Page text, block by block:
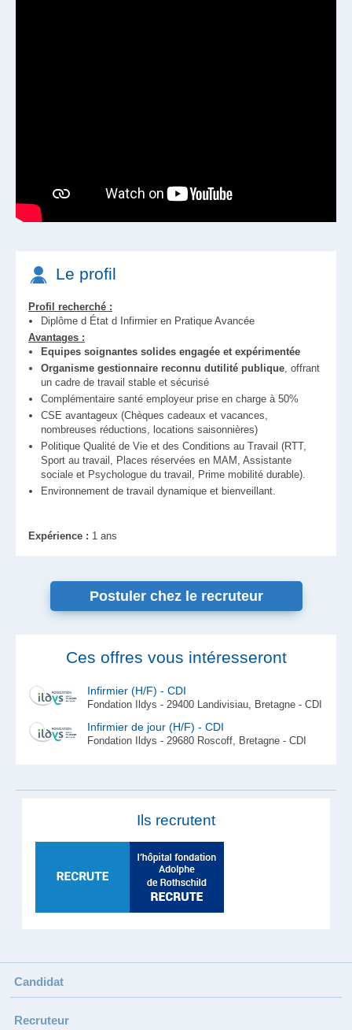
Le profil
Profil recherché :
Diplôme d État d Infirmier en Pratique Avancée
Avantages :
Equipes soignantes solides engagée et expérimentée
Organisme gestionnaire reconnu dutilité publique, offrant
un cadre de travail stable et sécurisé
Complémentaire santé employeur prise en charge à 50%
CSE avantageux (Chèques cadeaux et vacances,
nombreuses réductions, locations saisonnières)
Politique Qualité de Vie et des Conditions au Travail (RTT,
Sport au travail, Places réservées en MAM, Assistante
sociale et Psychologue du travail, Prime mobilité durable).
Environnement de travail dynamique et bienveillant.
Expérience : 1 ans
Postuler chez le recruteur
Ces offres vous intéresseront
Infirmier (H/F) - CDI
Fondation Ildys - 29400 Landivisiau, Bretagne - CDI
Infirmier de jour (H/F) - CDI
Fondation Ildys - 29680 Roscoff, Bretagne - CDI
Ils recrutent
Candidat
Recruteur